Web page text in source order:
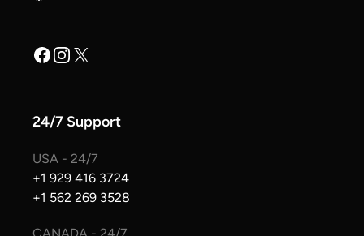
Facebook
Instagram
X
24/7 Support
USA - 24/7
+1 929 416 3724
+1 562 269 3528